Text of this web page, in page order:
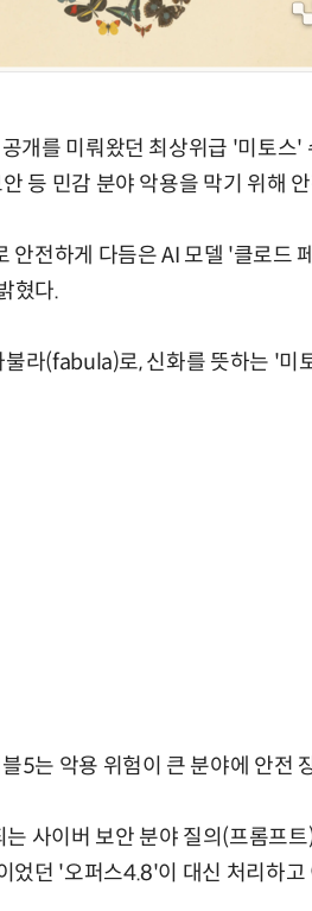
개를 미뤄왔던 최상위급 '미토스'
등 민감 분야 악용을 막기 위해
안전하게 다듬은 AI 모델 '클로드
혔다.
라(fabula)로, 신화를 뜻하는 '미
5는 악용 위험이 큰 분야에 안전
사이버 보안 분야 질의(프롬프
었던 '오퍼스4.8'이 대신 처리하